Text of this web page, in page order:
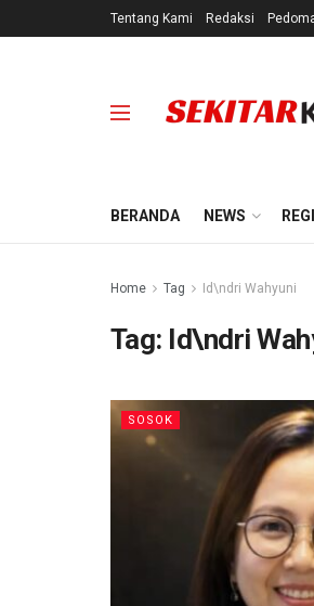
Tentang Kami Redaksi
BERANDA NEWS
Home Tag Id\ndri Wahyuni
Tag: Id\ndri
SOSOK